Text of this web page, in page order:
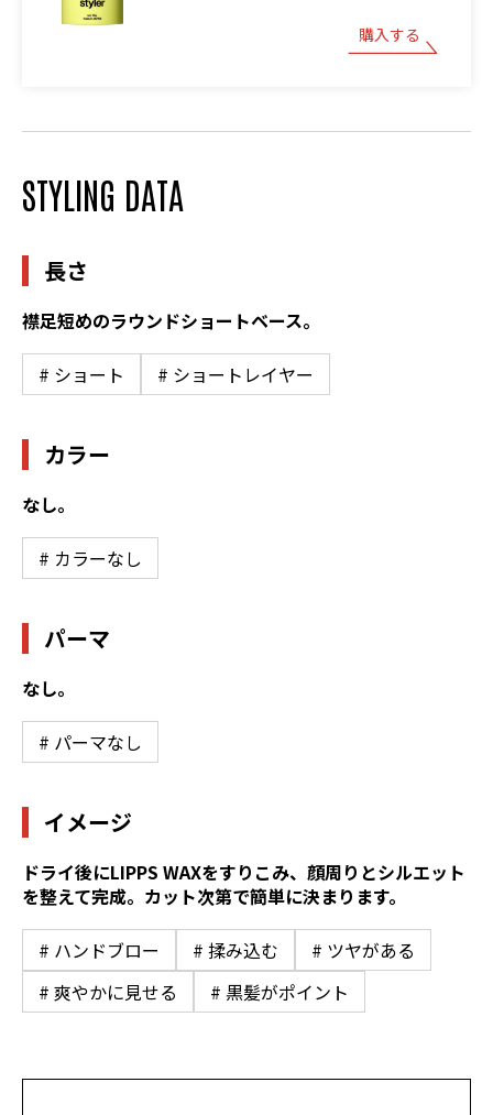
購入する
STYLING DATA
長さ
襟足短めのラウンドショートベース。
# ショート # ショートレイヤー
カラー
なし。
# カラーなし
パーマ
なし。
# パーマなし
イメージ
ドライ後にLIPPS WAXをすりこみ、顔周りとシルエット
を整えて完成。カット次第で簡単に決まります。
# ハンドブロー # 揉み込む
# ツヤがある
# 爽やかに見せる
# 黒髪がポイント